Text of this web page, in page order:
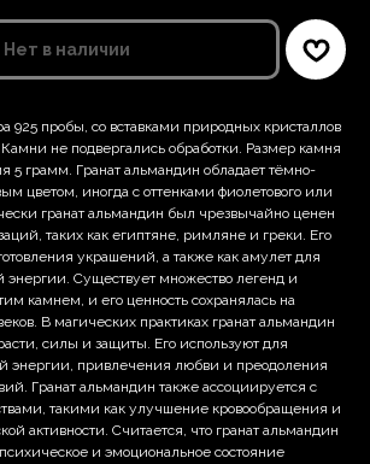
Нет в наличии
925 пробы, со вставками природных кристаллов
не подвергались обработки. Размер камня
5 грамм. Гранат альмандин обладает тёмно-
цветом, иногда с оттенками фиолетового или
гранат альмандин был чрезвычайно ценен
таких как египтяне, римляне и греки. Его
украшений, а также как амулет для
энергии. Существует множество легенд и
камнем, и его ценность сохранялась на
В магических практиках гранат альмандин
силы и защиты. Его используют для
энергии, привлечения любви и преодоления
Гранат альмандин также ассоциируется с
такими как улучшение кровообращения и
активности. Считается, что гранат альмандин
и эмоциональное состояние